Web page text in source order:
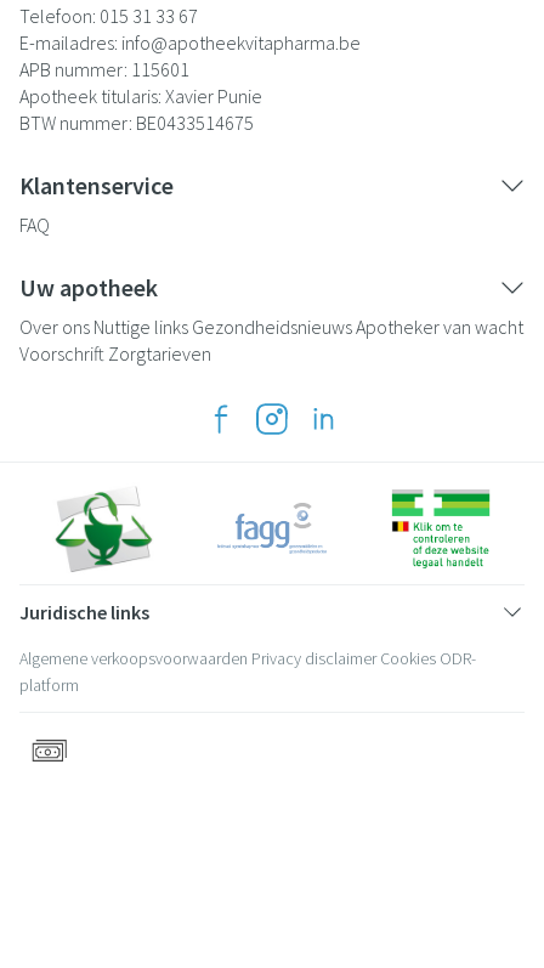
Telefoon: 015 31 33 67
E-mailadres: info@apotheekvitapharma.be
APB nummer: 115601
Apotheek titularis: Xavier Punie
BTW nummer: BE0433514675
Klantenservice
FAQ
Uw apotheek
Over ons Nuttige links GezondheidsnieuwsApotheker van wacht
Voorschrift Zorgtarieven
Juridische links
Algemene verkoopsvoorwaarden Privacy disclaimer Cookies ODR-
platform